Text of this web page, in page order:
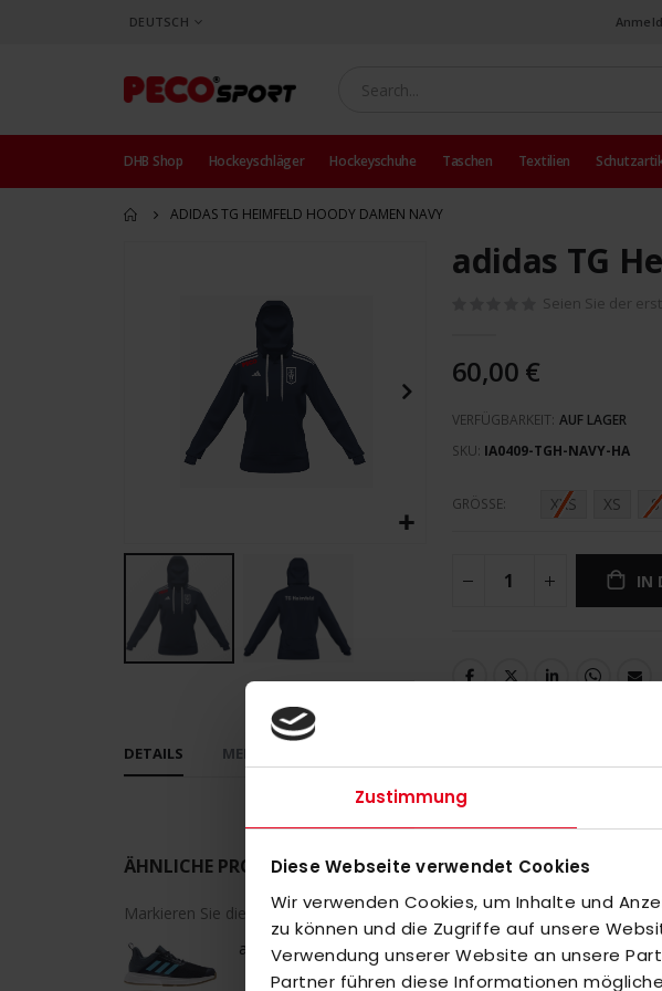
Zustimmung
Diese Webseite verwendet Cookies
Wir verwenden Cookies, um Inhalte und
zu können und die Zugriffe auf unsere
Verwendung unserer Website an unsere
Partner führen diese Informationen
SPRACHE
DEUTSCH
DHB Shop Hockeyschläger Hockeyschuhe Taschen Textilien
ADIDAS TG HEIMFELD HOODY DAMEN NAVY
Bildergalerie
springen
adidas TG
Seien Sie der
60,00 €
VERFÜGBARKEIT: AUF LAGER
SKU IA0409-TGH-NAVY-HA
GRÖSSE XXS XS S
IN
DETAILS MEHR INFORMATIONEN
ÄHNLICHE PRODUKTE
Markieren Sie die Artikel, um Sie dem Warenkorb hinzuzufügen oder Alle
adidas Essence M 20/21 blue